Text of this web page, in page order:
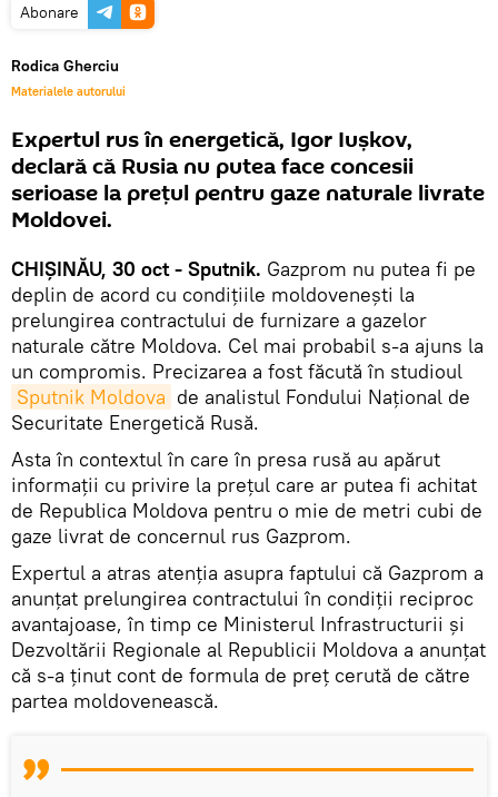
Abonare
Rodica Gherciu
Materialele autorului
Expertul rus în energetică, Igor Iușkov,
declară că Rusia nu putea face concesii
serioase la prețul pentru gaze naturale livrate
Moldovei.
CHIȘINĂU, 30 oct - Sputnik. Gazprom nu putea fi pe
deplin de acord cu condițiile moldovenești la
prelungirea contractului de furnizare a gazelor
naturale către Moldova. Cel mai probabil s-a ajuns la
un compromis. Precizarea a fost făcută în studioul
Sputnik Moldova de analistul Fondului Național de
Securitate Energetică Rusă.
Asta în contextul în care în presa rusă au apărut
informații cu privire la prețul care ar putea fi achitat
de Republica Moldova pentru o mie de metri cubi de
gaze livrat de concernul rus Gazprom.
Expertul a atras atenția asupra faptului că Gazprom a
anunțat prelungirea contractului în condiții reciproc
avantajoase, în timp ce Ministerul Infrastructurii și
Dezvoltării Regionale al Republicii Moldova a anunțat
că s-a ținut cont de formula de preț cerută de către
partea moldovenească.